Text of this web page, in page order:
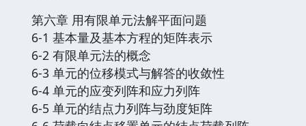
第六章 用有限单元法解平面问题
6-1 基本量及基本方程的矩阵表示
6-2 有限单元法的概念
6-3 单元的位移模式与解答的收敛性
6-4 单元的应变列阵和应力列阵
6-5 单元的结点力列阵与劲度矩阵